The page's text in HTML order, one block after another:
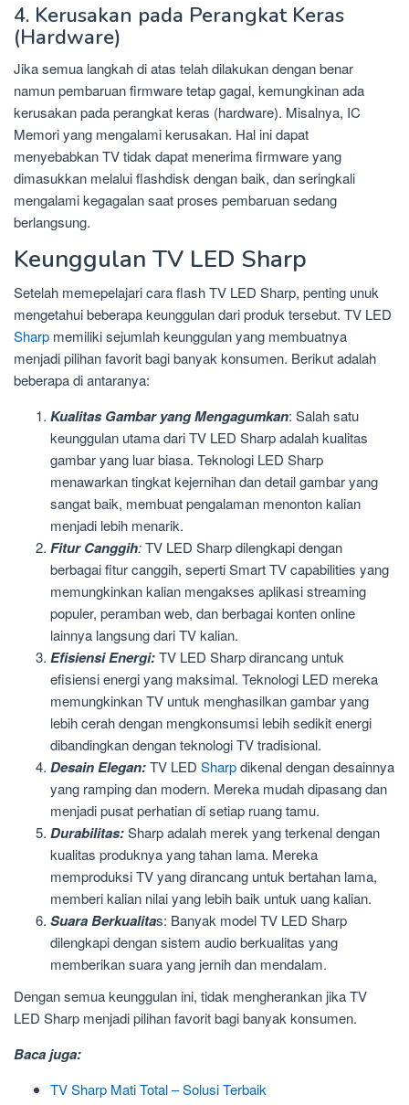
4. Kerusakan pada Perangkat Keras
(Hardware)
Jika semua langkah di atas telah dilakukan dengan benar
namun pembaruan firmware tetap gagal, kemungkinan ada
kerusakan pada perangkat keras (hardware). Misalnya, IC
Memori yang mengalami kerusakan. Hal ini dapat
menyebabkan TV tidak dapat menerima firmware yang
dimasukkan melalui flashdisk dengan baik, dan seringkali
mengalami kegagalan saat proses pembaruan sedang
berlangsung.
Keunggulan TV LED Sharp
Setelah memepelajari cara flash TV LED Sharp, penting unuk
mengetahui beberapa keunggulan dari produk tersebut. TV LED
Sharp memiliki sejumlah keunggulan yang membuatnya
menjadi pilihan favorit bagi banyak konsumen. Berikut adalah
beberapa di antaranya:
Kualitas Gambar yang Mengagumkan: Salah satu
keunggulan utama dari TV LED Sharp adalah kualitas
gambar yang luar biasa. Teknologi LED Sharp
menawarkan tingkat kejernihan dan detail gambar yang
sangat baik, membuat pengalaman menonton kalian
menjadi lebih menarik.
Fitur Canggih:TV LED Sharp dilengkapi dengan
berbagai fitur canggih, seperti Smart TV capabilities yang
memungkinkan kalian mengakses aplikasi streaming
populer, peramban web, dan berbagai konten online
lainnya langsung dari TV kalian.
Efisiensi Energi:TV LED Sharp dirancang untuk
efisiensi energi yang maksimal. Teknologi LED mereka
memungkinkan TV untuk menghasilkan gambar yang
lebih cerah dengan mengkonsumsi lebih sedikit energi
dibandingkan dengan teknologi TV tradisional.
Desain Elegan:TV LED Sharpdikenal dengan desainnya
yang ramping dan modern. Mereka mudah dipasang dan
menjadi pusat perhatian di setiap ruang tamu.
Durabilitas:Sharp adalah merek yang terkenal dengan
kualitas produknya yang tahan lama. Mereka
memproduksi TV yang dirancang untuk bertahan lama,
memberi kalian nilai yang lebih baik untuk uang kalian.
Suara Berkualitas: Banyak model TV LED Sharp
dilengkapi dengan sistem audio berkualitas yang
memberikan suara yang jernih dan mendalam.
Dengan semua keunggulan ini, tidak mengherankan jika TV
LED Sharp menjadi pilihan favorit bagi banyak konsumen.
Baca juga:
TV Sharp Mati Total – Solusi Terbaik